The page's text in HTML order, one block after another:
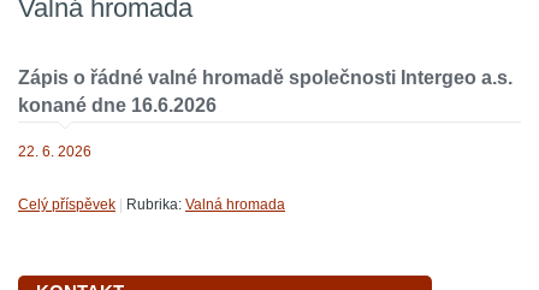
Valná hromada
Zápis o řádné valné hromadě společnosti Intergeo a.s.
konané dne 16.6.2026
22. 6. 2026
Celý příspěvek Rubrika: Valná hromada